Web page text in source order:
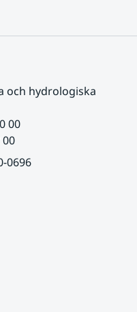
och hydrologiska
00
0696